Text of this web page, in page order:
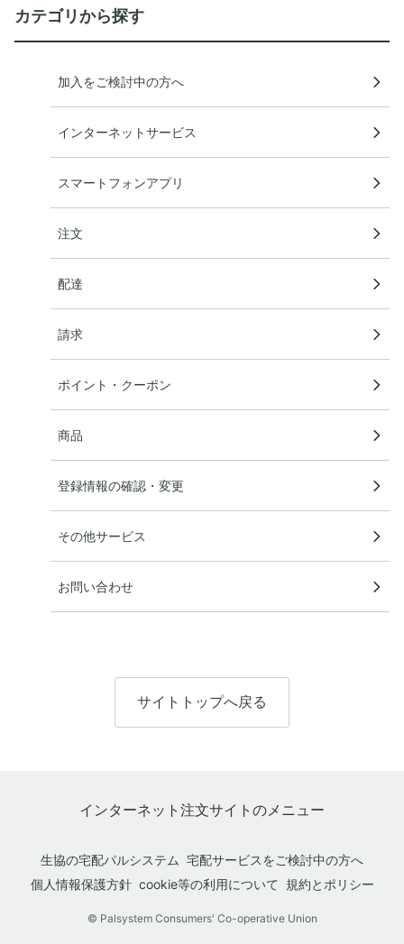
カテゴリから探す
加入をご検討中の方へ
インターネットサービス
スマートフォンアプリ
注文
配達
請求
ポイント・クーポン
商品
登録情報の確認・変更
その他サービス
お問い合わせ
サイトトップへ戻る
インターネット注文サイトのメニュー
生協の宅配パルシステム 宅配サービスをご検討中の方へ
個人情報保護方針 cookie等の利用について 規約とポリシー
© Palsystem Consumers' Co-operative Union